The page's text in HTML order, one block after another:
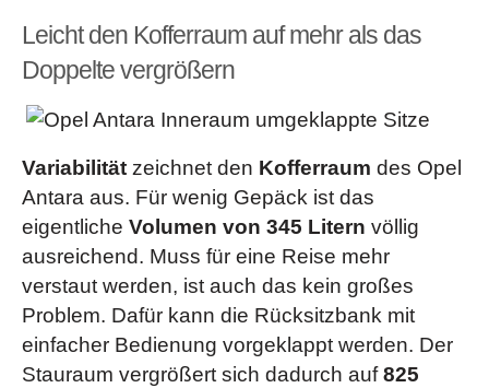
Leicht den Kofferraum auf mehr als das
Doppelte vergrößern
Variabilität zeichnet den Kofferraum des Opel
Antara aus. Für wenig Gepäck ist das
eigentliche Volumen von 345 Litern völlig
ausreichend. Muss für eine Reise mehr
verstaut werden, ist auch das kein großes
Problem. Dafür kann die Rücksitzbank mit
einfacher Bedienung vorgeklappt werden. Der
Stauraum vergrößert sich dadurch auf825